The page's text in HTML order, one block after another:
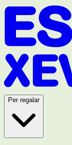
Per regalar